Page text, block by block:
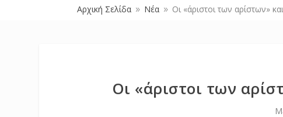
Αρχική Σελίδα 9 Νέα 9 Οι «άριστοι των αρίστων»
Οι «άριστοι των